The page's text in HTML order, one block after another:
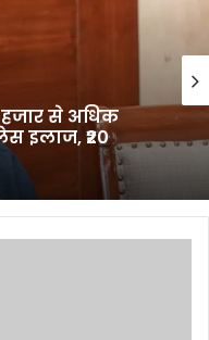
से अधिक
इलाज, ₹20